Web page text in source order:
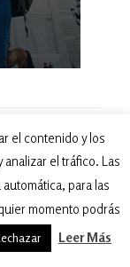
el contenido y los
el tráfico. Las
para las
momento podrás
Leer Más